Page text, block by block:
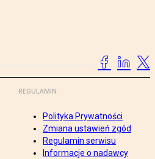
REGULAMIN
Polityka Prywatności
Zmiana ustawień zgód
Regulamin serwisu
Informacje o nadawcy